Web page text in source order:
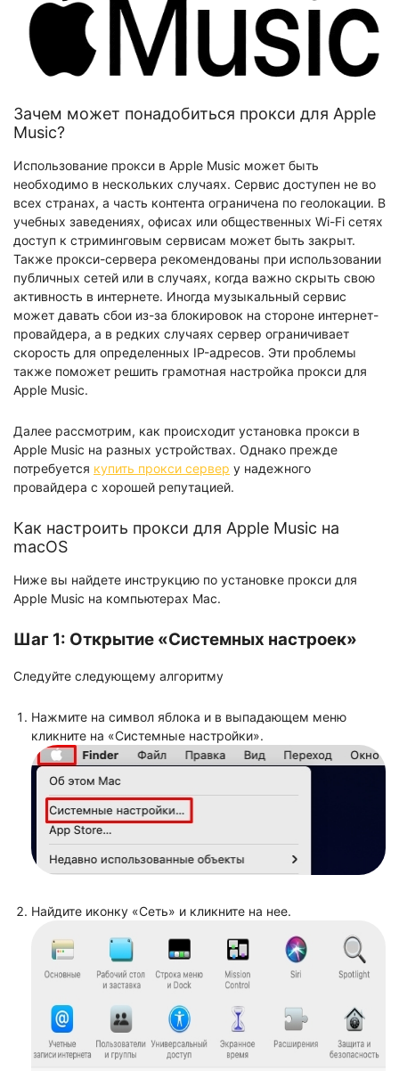
Зачем может понадобиться прокси для Apple
Music?
Использование прокси в Apple Music может быть
необходимо в нескольких случаях. Сервис доступен не во
всех странах, а часть контента ограничена по геолокации. В
учебных заведениях, офисах или общественных Wi-Fi сетях
доступ к стриминговым сервисам может быть закрыт.
Также прокси-сервера рекомендованы при использовании
публичных сетей или в случаях, когда важно скрыть свою
активность в интернете. Иногда музыкальный сервис
может давать сбои из-за блокировок на стороне интернет-
провайдера, а в редких случаях сервер ограничивает
скорость для определенных IP-адресов. Эти проблемы
также поможет решить грамотная настройка прокси для
Apple Music.
Далее рассмотрим, как происходит установка прокси в
Apple Music на разных устройствах. Однако прежде
потребуется купить прокси сервер у надежного
провайдера с хорошей репутацией.
Как настроить прокси для Apple Music на
macOS
Ниже вы найдете инструкцию по установке прокси для
Apple Music на компьютерах Mac.
Шаг 1: Открытие «Системных настроек»
Следуйте следующему алгоритму
Нажмите на символ яблока и в выпадающем меню
кликните на «Системные настройки».
Найдите иконку «Сеть» и кликните на нее.